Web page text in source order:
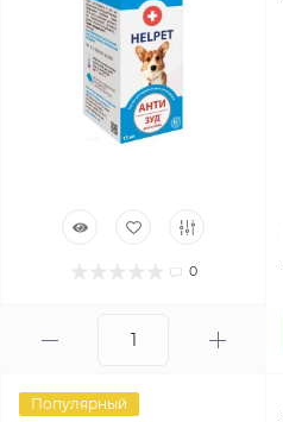
0
Популярный